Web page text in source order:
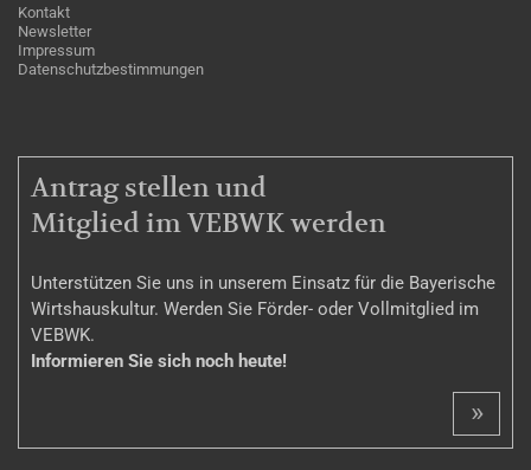
Kontakt
Newsletter
Impressum
Datenschutzbestimmungen
MITGLIEDSCHAFT
Antrag stellen und
Mitglied im VEBWK werden
Unterstützen Sie uns in unserem Einsatz für die Bayerische
Wirtshauskultur. Werden Sie Förder- oder Vollmitglied im
VEBWK.
Informieren Sie sich noch heute!
»